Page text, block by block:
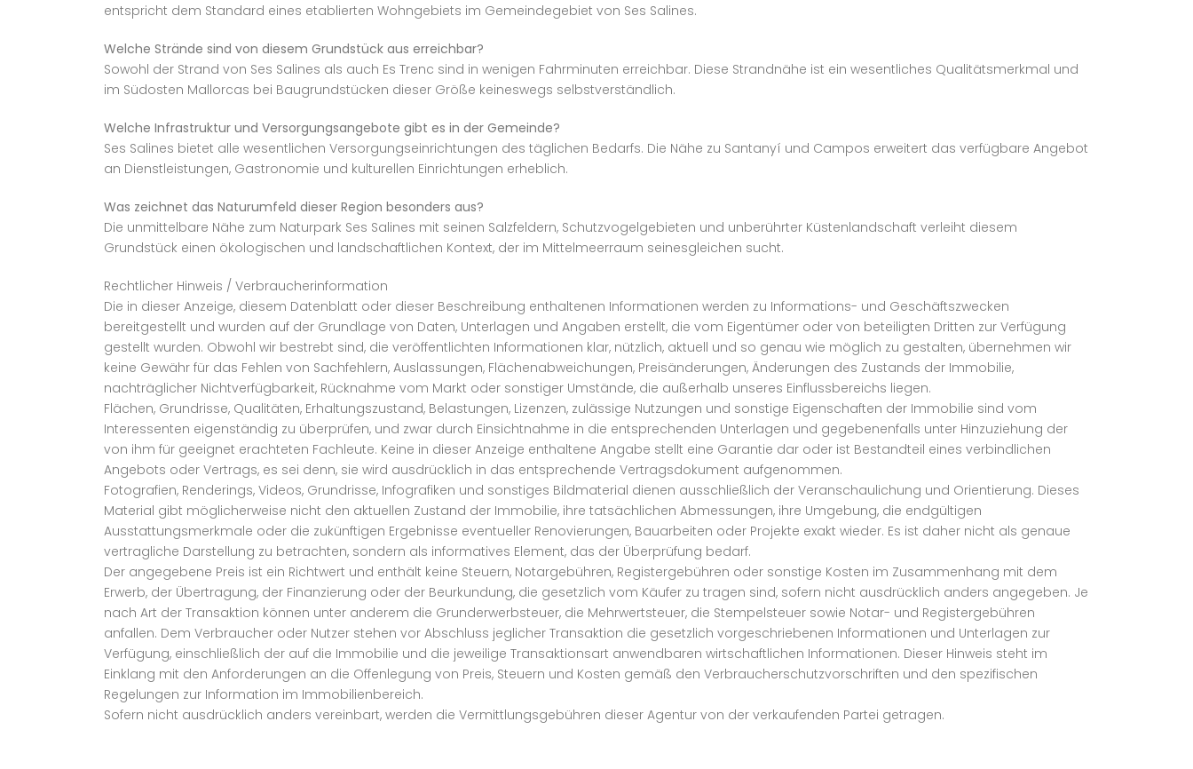
entspricht dem Standard eines etablierten Wohngebiets im Gemeindegebiet von Ses Salines.
Welche Strände sind von diesem Grundstück aus erreichbar?
Sowohl der Strand von Ses Salines als auch Es Trenc sind in wenigen Fahrminuten erreichbar. Diese Strandnähe ist ein wesentliches Qualitätsmerkmal und
im Südosten Mallorcas bei Baugrundstücken dieser Größe keineswegs selbstverständlich.
Welche Infrastruktur und Versorgungsangebote gibt es in der Gemeinde?
Ses Salines bietet alle wesentlichen Versorgungseinrichtungen des täglichen Bedarfs. Die Nähe zu Santanyí und Campos erweitert das verfügbare Angebot
an Dienstleistungen, Gastronomie und kulturellen Einrichtungen erheblich.
Was zeichnet das Naturumfeld dieser Region besonders aus?
Die unmittelbare Nähe zum Naturpark Ses Salines mit seinen Salzfeldern, Schutzvogelgebieten und unberührter Küstenlandschaft verleiht diesem
Grundstück einen ökologischen und landschaftlichen Kontext, der im Mittelmeerraum seinesgleichen sucht.
Rechtlicher Hinweis / Verbraucherinformation
Die in dieser Anzeige, diesem Datenblatt oder dieser Beschreibung enthaltenen Informationen werden zu Informations- und Geschäftszwecken
bereitgestellt und wurden auf der Grundlage von Daten, Unterlagen und Angaben erstellt, die vom Eigentümer oder von beteiligten Dritten zur Verfügung
gestellt wurden. Obwohl wir bestrebt sind, die veröffentlichten Informationen klar, nützlich, aktuell und so genau wie möglich zu gestalten, übernehmen wir
keine Gewähr für das Fehlen von Sachfehlern, Auslassungen, Flächenabweichungen, Preisänderungen, Änderungen des Zustands der Immobilie,
nachträglicher Nichtverfügbarkeit, Rücknahme vom Markt oder sonstiger Umstände, die außerhalb unseres Einflussbereichs liegen.
Flächen, Grundrisse, Qualitäten, Erhaltungszustand, Belastungen, Lizenzen, zulässige Nutzungen und sonstige Eigenschaften der Immobilie sind vom
Interessenten eigenständig zu überprüfen, und zwar durch Einsichtnahme in die entsprechenden Unterlagen und gegebenenfalls unter Hinzuziehung der
von ihm für geeignet erachteten Fachleute. Keine in dieser Anzeige enthaltene Angabe stellt eine Garantie dar oder ist Bestandteil eines verbindlichen
Angebots oder Vertrags, es sei denn, sie wird ausdrücklich in das entsprechende Vertragsdokument aufgenommen.
Fotografien, Renderings, Videos, Grundrisse, Infografiken und sonstiges Bildmaterial dienen ausschließlich der Veranschaulichung und Orientierung. Dieses
Material gibt möglicherweise nicht den aktuellen Zustand der Immobilie, ihre tatsächlichen Abmessungen, ihre Umgebung, die endgültigen
Ausstattungsmerkmale oder die zukünftigen Ergebnisse eventueller Renovierungen, Bauarbeiten oder Projekte exakt wieder. Es ist daher nicht als genaue
vertragliche Darstellung zu betrachten, sondern als informatives Element, das der Überprüfung bedarf.
Der angegebene Preis ist ein Richtwert und enthält keine Steuern, Notargebühren, Registergebühren oder sonstige Kosten im Zusammenhang mit dem
Erwerb, der Übertragung, der Finanzierung oder der Beurkundung, die gesetzlich vom Käufer zu tragen sind, sofern nicht ausdrücklich anders angegeben. Je
nach Art der Transaktion können unter anderem die Grunderwerbsteuer, die Mehrwertsteuer, die Stempelsteuer sowie Notar- und Registergebühren
anfallen. Dem Verbraucher oder Nutzer stehen vor Abschluss jeglicher Transaktion die gesetzlich vorgeschriebenen Informationen und Unterlagen zur
Verfügung, einschließlich der auf die Immobilie und die jeweilige Transaktionsart anwendbaren wirtschaftlichen Informationen. Dieser Hinweis steht im
Einklang mit den Anforderungen an die Offenlegung von Preis, Steuern und Kosten gemäß den Verbraucherschutzvorschriften und den spezifischen
Regelungen zur Information im Immobilienbereich.
Sofern nicht ausdrücklich anders vereinbart, werden die Vermittlungsgebühren dieser Agentur von der verkaufenden Partei getragen.